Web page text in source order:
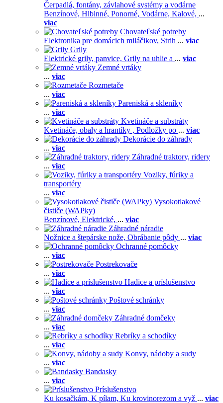
Čerpadlá, fontány, závlahové systémy a vodárne
Benzínové, Hlbinné, Ponorné, Vodárne, Kalové, ...
viac
Chovateľské potreby
Elektronika pre domácich miláčikov, Strih ... viac
Grily
Elektrické grily, panvice, Grily na uhlie a ... viac
Zemné vrtáky
... viac
Rozmetače
... viac
Pareniská a skleníky
... viac
Kvetináče a substráty
Kvetináče, obaly a hrantíky , Podložky po ... viac
Dekorácie do záhrady
... viac
Záhradné traktory, ridery
... viac
Voziky, fúriky a
transportéry
... viac
Vysokotlakové
čističe (WAPky)
Benzínové, Elektrické, ... viac
Záhradné náradie
Nožnice a štepárske nože, Obrábanie pôdy ... viac
Ochranné pomôcky
... viac
Postrekovače
... viac
Hadice a príslušenstvo
... viac
Poštové schránky
... viac
Záhradné domčeky
... viac
Rebríky a schodíky
... viac
Konvy, nádoby a sudy
... viac
Bandasky
... viac
Príslušenstvo
Ku kosačkám, K pílam, Ku krovinorezom a vyž ... viac